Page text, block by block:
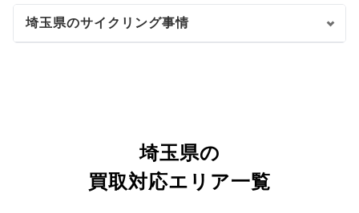
埼玉県のサイクリング事情
埼玉県の
買取対応エリア一覧